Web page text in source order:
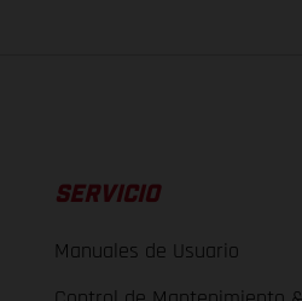
SERVICIO
Manuales de Usuario